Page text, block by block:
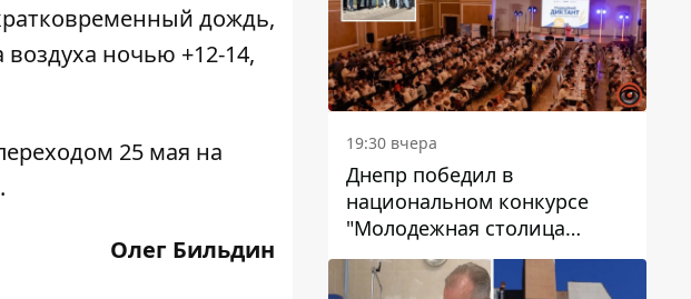
дождь,
ночью +12-14,
25 мая на
Олег Бильдин
19:30 вчера
Днепр победил в
национальном конкурсе
"Молодежная столица
Украины – 2026"